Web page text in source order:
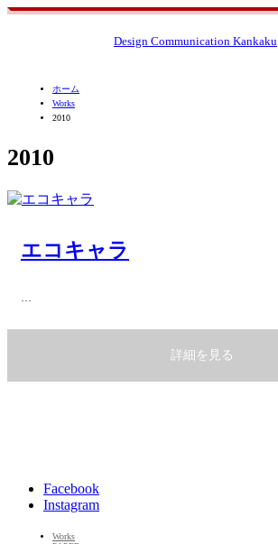
Design Communication Kankaku
ホーム
Works
2010
2010
エコキャラ
…
詳細を見る
Facebook
Instagram
Works